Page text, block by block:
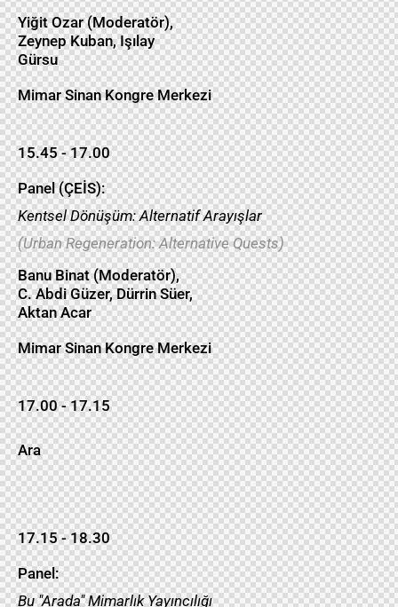
Yiğit Ozar (Moderatör),
Zeynep Kuban, Işılay
Gürsu
Mimar Sinan Kongre Merkezi
15.45 - 17.00
Panel (ÇEİS):
Kentsel Dönüşüm: Alternatif Arayışlar
(Urban Regeneration: Alternative Quests)
Banu Binat (Moderatör),
C. Abdi Güzer, Dürrin Süer,
Aktan Acar
Mimar Sinan Kongre Merkezi
17.00 - 17.15
Ara
17.15 - 18.30
Panel:
Bu "Arada" Mimarlık Yayıncılığı